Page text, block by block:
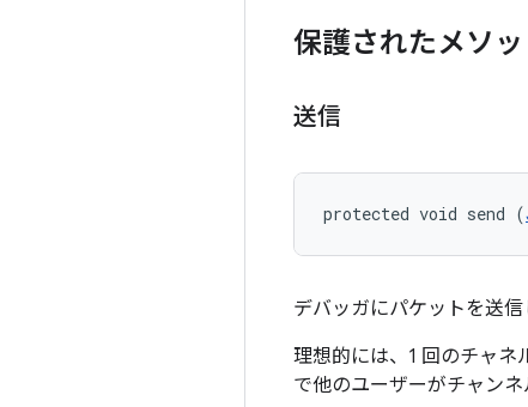
保護されたメソッ
送信
protected void send (
デバッガにパケットを送信
理想的には、1 回のチャネ
で他のユーザーがチャン